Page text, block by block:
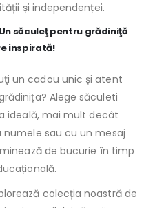
și independenței.
săculeţ pentru grădiniţă
inspirată!
un cadou unic și atent
Alege săculeti
ideală, mai mult decât
numele sau cu un mesaj
de bucurie în timp
colecția noastră de